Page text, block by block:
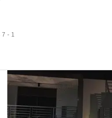
1 - 7 من 7 شقق